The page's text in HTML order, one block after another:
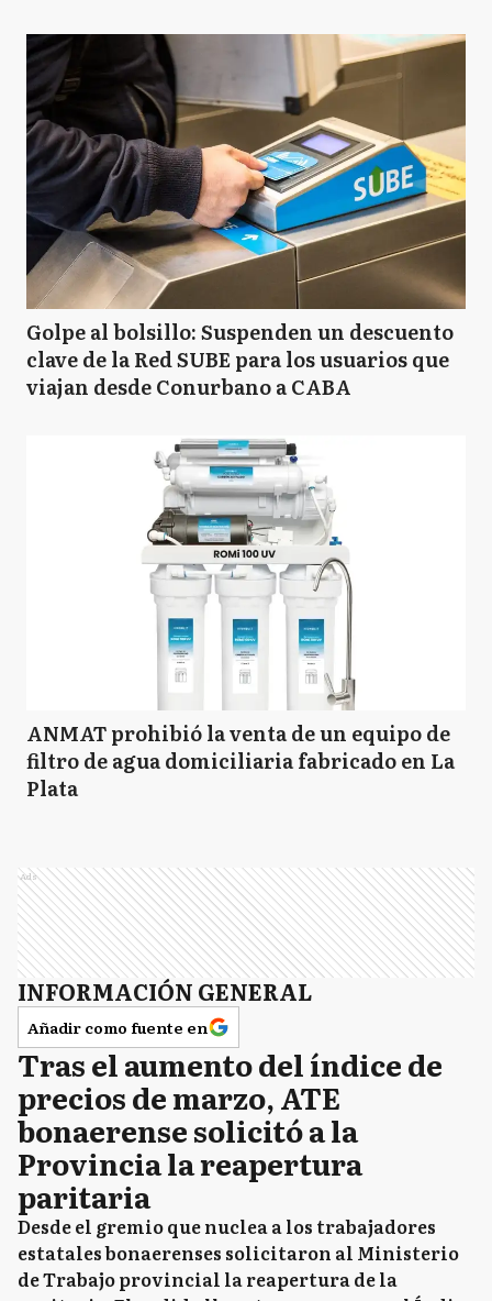
Golpe al bolsillo: Suspenden un descuento
clave de la Red SUBE para los usuarios que
viajan desde Conurbano a CABA
ANMAT prohibió la venta de un equipo de
filtro de agua domiciliaria fabricado en La
Plata
Ads
INFORMACIÓN GENERAL
Añadir como fuente en
Tras el aumento del índice de
precios de marzo, ATE
bonaerense solicitó a la
Provincia la reapertura
paritaria
Desde el gremio que nuclea a los trabajadores
estatales bonaerenses solicitaron al Ministerio
de Trabajo provincial la reapertura de la